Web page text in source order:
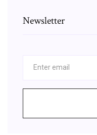
Newsletter